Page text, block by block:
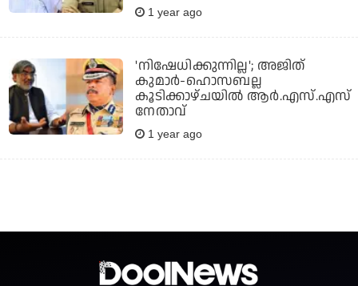
1 year ago
'നിഷേധിക്കുന്നില്ല'; അജിത്
കുമാര്‍-ഹൊസബല്ല
കൂടിക്കാഴ്ചയില്‍ ആര്‍.എസ്.എസ്
നേതാവ്
1 year ago